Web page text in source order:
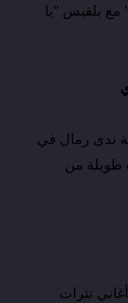
بلقيس "يا
ندى رمال في
سنوات طويلة من
تترات